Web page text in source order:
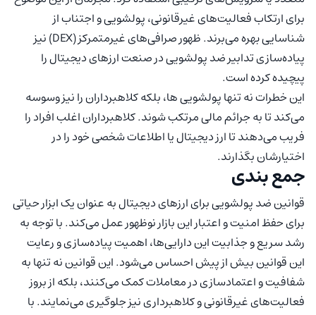
برای ارتکاب فعالیت‌های غیرقانونی، پولشویی و اجتناب از
شناسایی بهره می‌برند. ظهور صرافی‌های غیرمتمرکز (DEX) نیز
پیاده‌سازی تدابیر ضد پولشویی در صنعت ارزهای دیجیتال را
پیچیده کرده است.
این خطرات نه تنها پولشویی ها، بلکه کلاهبرداران را نیز وسوسه
می‌کند تا به جرائم مالی مرتکب شوند. کلاهبرداران اغلب افراد را
فریب می‌دهند تا ارز دیجیتال یا اطلاعات شخصی خود را در
اختیارشان بگذارند.
جمع بندی
قوانین ضد پولشویی برای ارزهای دیجیتال به عنوان یک ابزار حیاتی
برای حفظ امنیت و اعتبار این بازار نوظهور عمل می‌کند. با توجه به
رشد سریع و جذابیت این دارایی‌ها، اهمیت پیاده‌سازی و رعایت
این قوانین بیش از پیش احساس می‌شود. این قوانین نه تنها به
شفافیت و اعتمادسازی در معاملات کمک می‌کنند، بلکه از بروز
فعالیت‌های غیرقانونی و کلاهبرداری نیز جلوگیری می‌نمایند. با